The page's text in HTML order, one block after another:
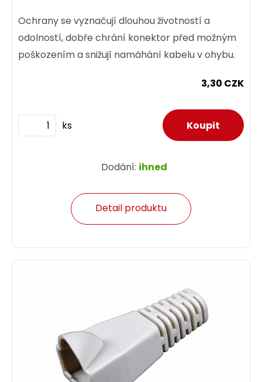
Ochrany se vyznačují dlouhou životností a
odolností, dobře chrání konektor před možným
poškozením a snižují namáhání kabelu v ohybu.
3,30 CZK
ks
Dodání: ihned
Detail produktu